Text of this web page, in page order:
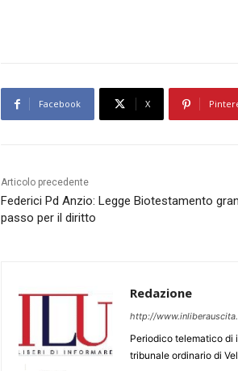
Facebook X
Articolo precedente
Federici Pd Anzio: Legge Biotestamento
passo per il diritto
Redazione
http://
Periodico telematico di
tribunale ordinario di